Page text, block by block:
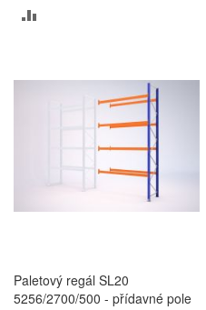
POROVNÁNÍ
Paletový regál SL20
5256/2700/500 - přídavné pole